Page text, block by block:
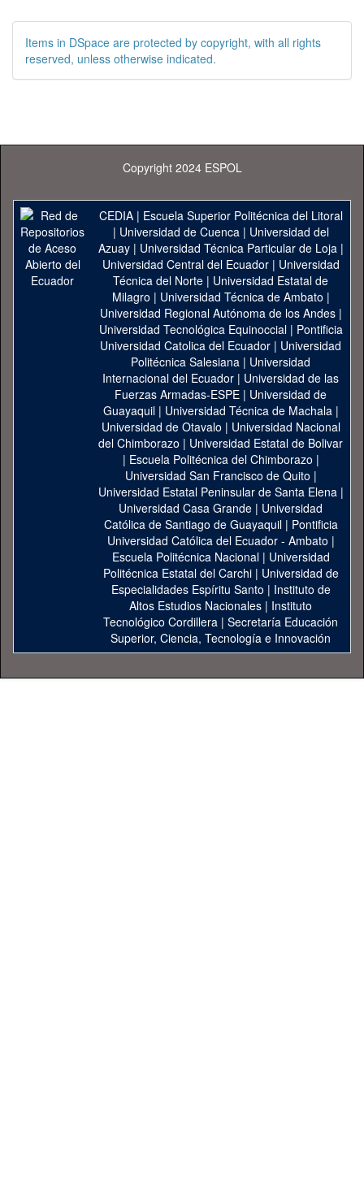
Items in DSpace are protected by copyright, with all rights
reserved, unless otherwise indicated.
Copyright 2024 ESPOL
CEDIA| Escuela Superior Politécnica del Litoral
| Universidad de Cuenca| Universidad del
Azuay| Universidad Técnica Particular de Loja|
Universidad Central del Ecuador| Universidad
Técnica del Norte | Universidad Estatal de
Milagro | Universidad Técnica de Ambato |
Universidad Regional Autónoma de los Andes|
Universidad Tecnológica Equinoccial| Pontificia
Universidad Catolica del Ecuador | Universidad
Politécnica Salesiana | Universidad
Internacional del Ecuador | Universidad de las
Fuerzas Armadas-ESPE | Universidad de
Guayaquil| Universidad Técnica de Machala|
Universidad de Otavalo | Universidad Nacional
del Chimborazo | Universidad Estatal de Bolivar
| Escuela Politécnica del Chimborazo |
Universidad San Francisco de Quito |
Universidad Estatal Peninsular de Santa Elena|
Universidad Casa Grande | Universidad
Católica de Santiago de Guayaquil| Pontificia
Universidad Católica del Ecuador - Ambato |
Escuela Politécnica Nacional| Universidad
Politécnica Estatal del Carchi| Universidad de
Especialidades Espíritu Santo | Instituto de
Altos Estudios Nacionales | Instituto
Tecnológico Cordillera | Secretaría Educación
Superior, Ciencia, Tecnología e Innovación